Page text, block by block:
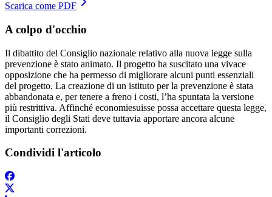
Scarica come PDF
A colpo d'occhio
Il dibattito del Consiglio nazionale relativo alla nuova legge sulla
prevenzione è stato animato. Il progetto ha suscitato una vivace
opposizione che ha permesso di migliorare alcuni punti essenziali
del progetto. La creazione di un istituto per la prevenzione è stata
abbandonata e, per tenere a freno i costi, l’ha spuntata la versione
più restrittiva. Affinché economiesuisse possa accettare questa legge,
il Consiglio degli Stati deve tuttavia apportare ancora alcune
importanti correzioni.
Condividi l'articolo